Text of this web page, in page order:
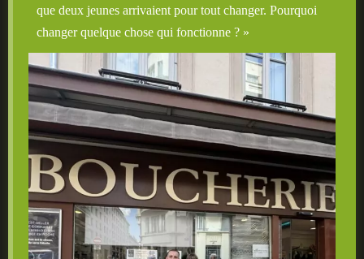
que deux jeunes arrivaient pour tout changer. Pourquoi
changer quelque chose qui fonctionne ? »